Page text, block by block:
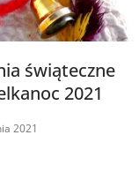
świąteczne
2021
2021